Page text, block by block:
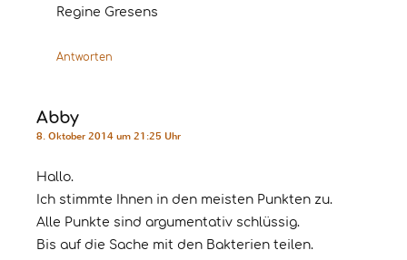
Regine Gresens
Antworten
Abby
8. Oktober 2014 um 21:25 Uhr
Hallo.
Ich stimmte Ihnen in den meisten Punkten zu.
Alle Punkte sind argumentativ schlüssig.
Bis auf die Sache mit den Bakterien teilen.